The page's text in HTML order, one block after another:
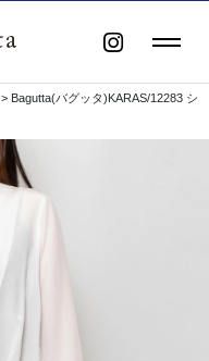
> Bagutta(バグッタ)KARAS/12283 シ